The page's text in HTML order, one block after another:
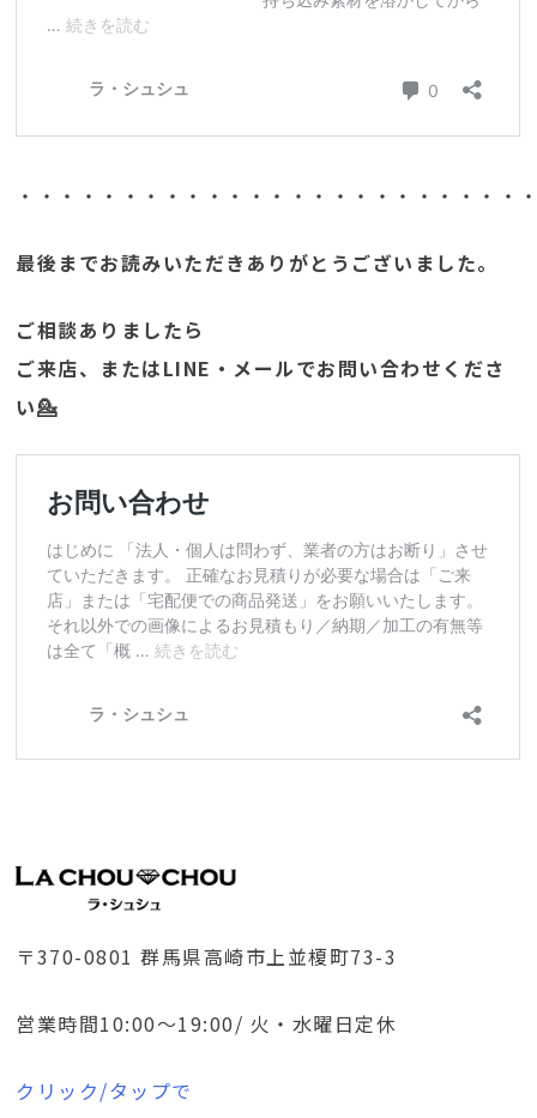
・・・・・・・・・・・・・・・・・・・・・・・・
最後までお読みいただきありがとうございました。
ご相談ありましたら
ご来店、またはLINE・メールでお問い合わせくださ
い💁
〒370-0801 群馬県高崎市上並榎町73-3
営業時間10:00～19:00/ 火・水曜日定休
クリック/タップで